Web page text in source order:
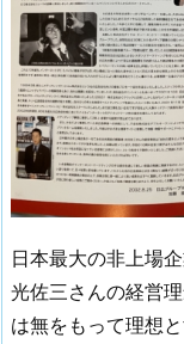
日本最大の非上場
光佐三さんの経営
は無をもって理想